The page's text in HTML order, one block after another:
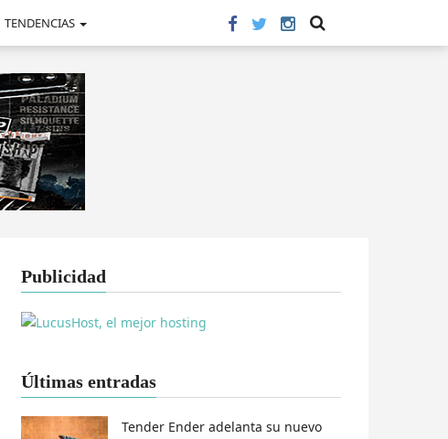
TENDENCIAS
Publicidad
Últimas entradas
Tender Ender adelanta su nuevo